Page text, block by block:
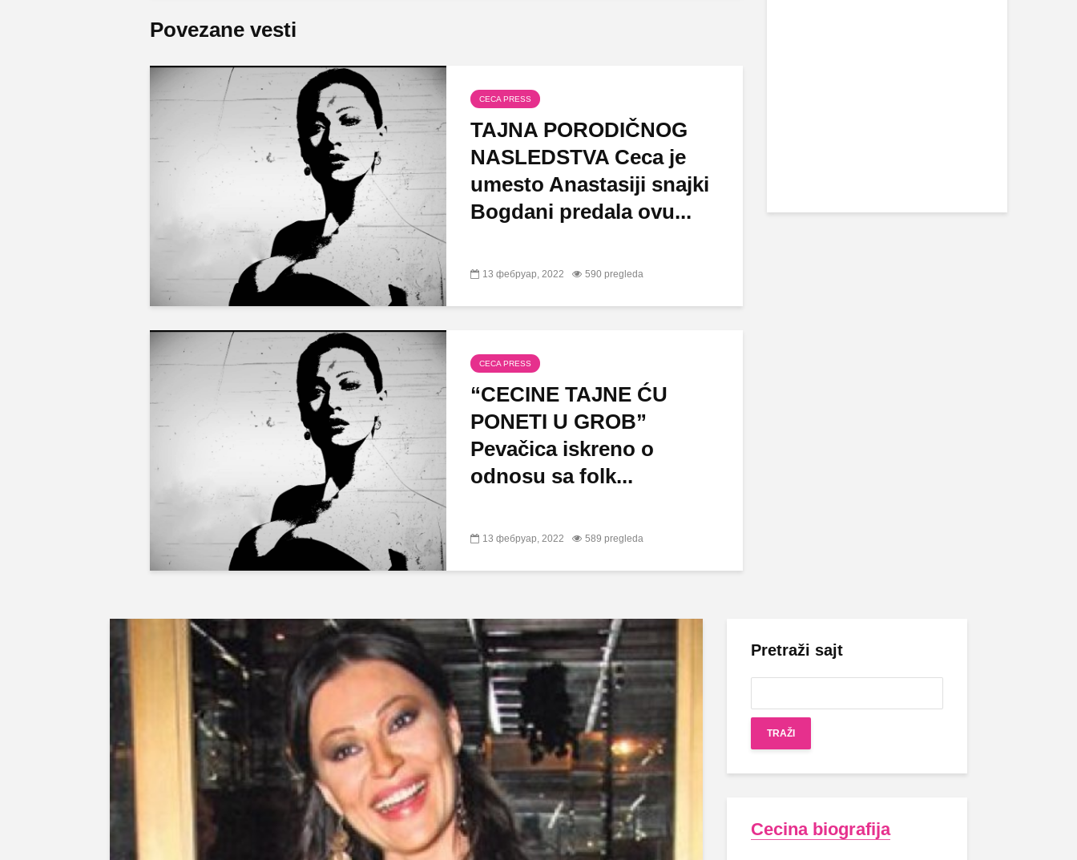
Povezane vesti
CECA PRESS
TAJNA PORODIČNOG
NASLEDSTVA Ceca je
umesto Anastasiji snajki
Bogdani predala ovu...
13 фебруар, 2022 590 pregleda
CECA PRESS
“CECINE TAJNE ĆU
PONETI U GROB”
Pevačica iskreno o
odnosu sa folk...
13 фебруар, 2022 589 pregleda
Pretraži sajt
Cecina biografija